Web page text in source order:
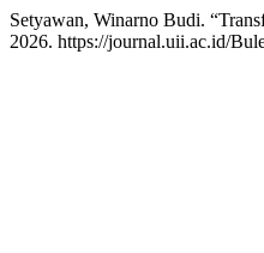
Setyawan, Winarno Budi.
2026. https://journal.uii.ac.id/